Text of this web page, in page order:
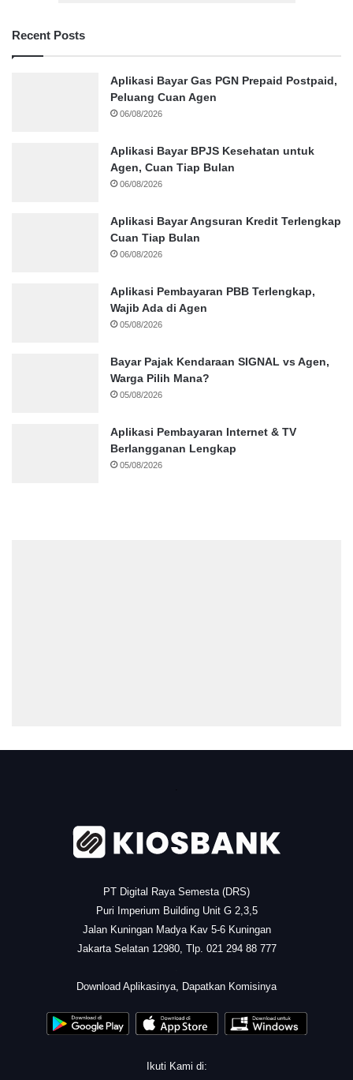
Recent Posts
Aplikasi Bayar Gas PGN Prepaid Postpaid,
Peluang Cuan Agen
06/08/2026
Aplikasi Bayar BPJS Kesehatan untuk
Agen, Cuan Tiap Bulan
06/08/2026
Aplikasi Bayar Angsuran Kredit Terlengkap
Cuan Tiap Bulan
06/08/2026
Aplikasi Pembayaran PBB Terlengkap,
Wajib Ada di Agen
05/08/2026
Bayar Pajak Kendaraan SIGNAL vs Agen,
Warga Pilih Mana?
05/08/2026
Aplikasi Pembayaran Internet & TV
Berlangganan Lengkap
05/08/2026
PT Digital Raya Semesta (DRS)
Puri Imperium Building Unit G 2,3,5
Jalan Kuningan Madya Kav 5-6 Kuningan
Jakarta Selatan 12980, Tlp. 021 294 88 777
Download Aplikasinya, Dapatkan Komisinya
Ikuti Kami di: